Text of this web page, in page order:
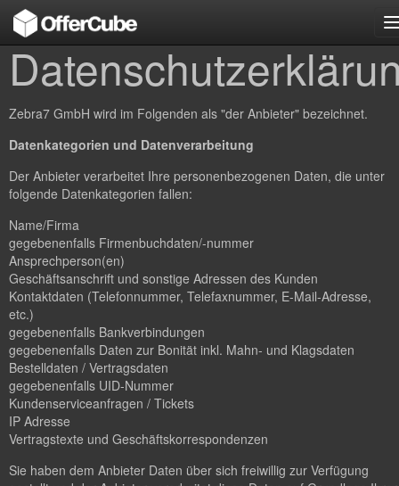
Zebra7 GmbH wird im Folgenden als "der Anbieter" bezeichnet.
Datenkategorien und Datenverarbeitung
Der Anbieter verarbeitet Ihre personenbezogenen Daten, die unter
folgende Datenkategorien fallen:
Name/Firma
gegebenenfalls Firmenbuchdaten/-nummer
Ansprechperson(en)
Geschäftsanschrift und sonstige Adressen des Kunden
Kontaktdaten (Telefonnummer, Telefaxnummer, E-Mail-Adresse,
etc.)
gegebenenfalls Bankverbindungen
gegebenenfalls Daten zur Bonität inkl. Mahn- und Klagsdaten
Bestelldaten / Vertragsdaten
gegebenenfalls UID-Nummer
Kundenserviceanfragen / Tickets
IP Adresse
Vertragstexte und Geschäftskorrespondenzen
Sie haben dem Anbieter Daten über sich freiwillig zur Verfügung